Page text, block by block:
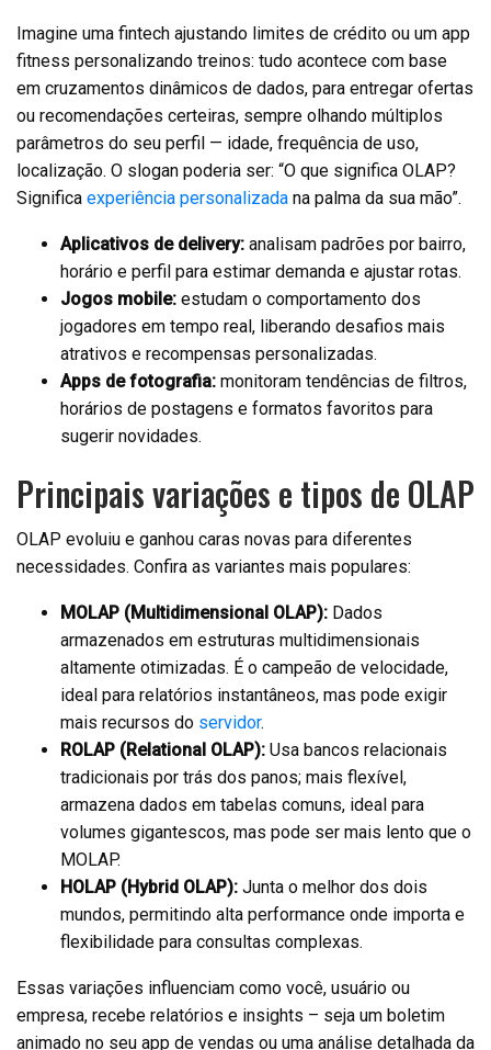
Imagine uma fintech ajustando limites de crédito ou um app
fitness personalizando treinos: tudo acontece com base
em cruzamentos dinâmicos de dados, para entregar ofertas
ou recomendações certeiras, sempre olhando múltiplos
parâmetros do seu perfil — idade, frequência de uso,
localização. O slogan poderia ser: “O que significa OLAP?
Significa experiência personalizada na palma da sua mão”.
Aplicativos de delivery: analisam padrões por bairro,
horário e perfil para estimar demanda e ajustar rotas.
Jogos mobile: estudam o comportamento dos
jogadores em tempo real, liberando desafios mais
atrativos e recompensas personalizadas.
Apps de fotografia: monitoram tendências de filtros,
horários de postagens e formatos favoritos para
sugerir novidades.
Principais variações e tipos de OLAP
OLAP evoluiu e ganhou caras novas para diferentes
necessidades. Confira as variantes mais populares:
MOLAP (Multidimensional OLAP): Dados
armazenados em estruturas multidimensionais
altamente otimizadas. É o campeão de velocidade,
ideal para relatórios instantâneos, mas pode exigir
mais recursos do servidor.
ROLAP (Relational OLAP): Usa bancos relacionais
tradicionais por trás dos panos; mais flexível,
armazena dados em tabelas comuns, ideal para
volumes gigantescos, mas pode ser mais lento que o
MOLAP.
HOLAP (Hybrid OLAP): Junta o melhor dos dois
mundos, permitindo alta performance onde importa e
flexibilidade para consultas complexas.
Essas variações influenciam como você, usuário ou
empresa, recebe relatórios e insights – seja um boletim
animado no seu app de vendas ou uma análise detalhada da